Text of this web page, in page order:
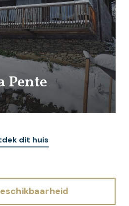
Pente
dit huis